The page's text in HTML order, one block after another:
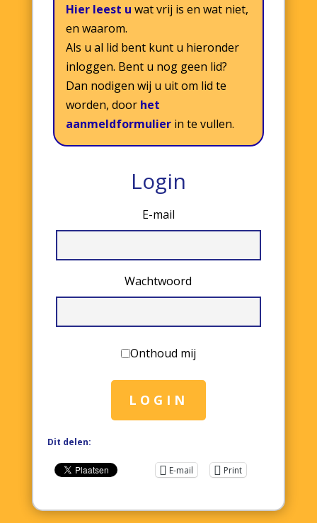
Hier leest u wat vrij is en wat niet,
en waarom.
Als u al lid bent kunt u hieronder
inloggen. Bent u nog geen lid?
Dan nodigen wij u uit om lid te
worden, door het
aanmeldformulierin te vullen.
Login
E-mail
Wachtwoord
Onthoud mij
LOGIN
Dit delen:
E-mail Print